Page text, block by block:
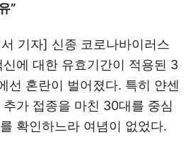
”
기자] 신종 코로나바이러스
에 대한 유효기간이 적용된 3
선 혼란이 벌어졌다. 특히 얀센
가 접종을 마친 30대를 중심
확인하느라 여념이 없었다.